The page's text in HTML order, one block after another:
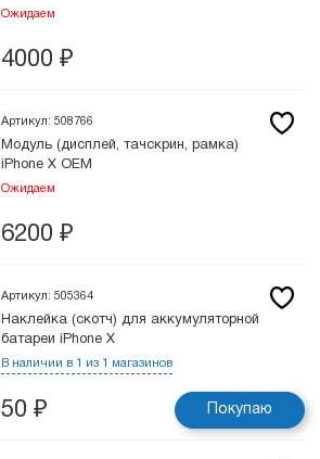
Ожидаем
4000 ₽
Артикул: 508766
Модуль (дисплей, тачскрин, рамка)
iPhone X OEM
Ожидаем
6200 ₽
Артикул: 505364
Наклейка (скотч) для аккумуляторной
батареи iPhone X
В наличии в 1 из 1 магазинов
50 ₽ Покупаю